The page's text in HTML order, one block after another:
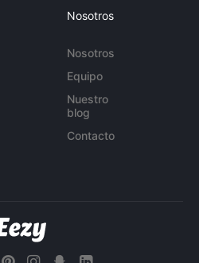
Nosotros
Nosotros
Equipo
Nuestro
blog
Contacto